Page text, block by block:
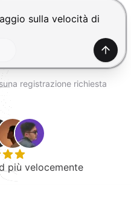
per nuova riga
registrazione richiesta
più velocemente